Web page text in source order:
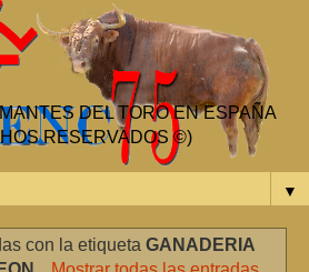
DEL TORO EN ESPAÑA
RESERVADOS ©)
▼
con la etiqueta GANADERIA